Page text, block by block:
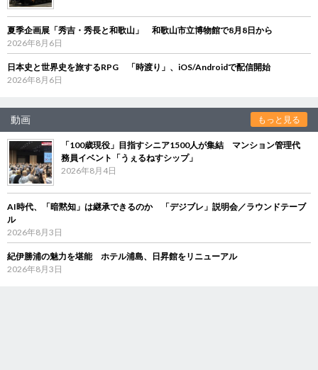
夏季企画展「秀吉・秀長と和歌山」 和歌山市立博物館で8月8日から
2026年8月6日
日本史と世界史を旅するRPG 「時渡り」、iOS/Androidで配信開始
2026年8月6日
動画 もっと見る
「100歳現役」目指すシニア1500人が集結 マンション管理代
務員イベント「うぇるねすシップ」
2026年8月4日
AI時代、「暗黙知」は継承できるのか 「デジブレ」説明会／ラウンドテーブ
ル
2026年8月3日
紀伊勝浦の魅力を堪能 ホテル浦島、日昇館をリニューアル
2026年8月3日